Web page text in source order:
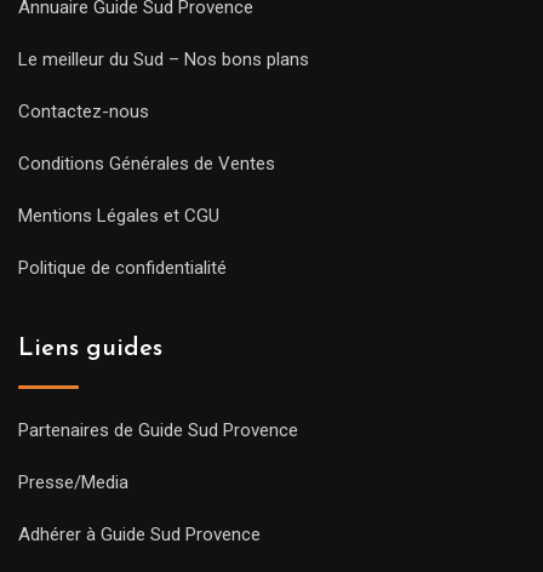
Annuaire Guide Sud Provence
Le meilleur du Sud – Nos bons plans
Contactez-nous
Conditions Générales de Ventes
Mentions Légales et CGU
Politique de confidentialité
Liens guides
Partenaires de Guide Sud Provence
Presse/Media
Adhérer à Guide Sud Provence